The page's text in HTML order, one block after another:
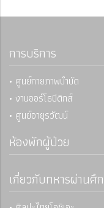
การบริการ
• ศูนย์กายภาพบำบัด
• งานออร์โธปิดิกส์
• ศูนย์อายุรวัฒน์
ห้องพักผู้ป่วย
เกี่ยวกับทหารผ่านศึก